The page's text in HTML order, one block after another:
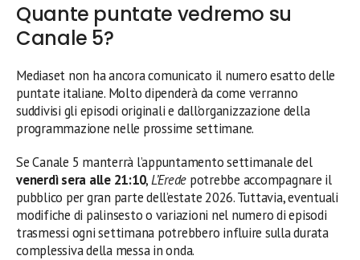
Quante puntate vedremo su
Canale 5?
Mediaset non ha ancora comunicato il numero esatto delle
puntate italiane. Molto dipenderà da come verranno
suddivisi gli episodi originali e dall’organizzazione della
programmazione nelle prossime settimane.
Se Canale 5 manterrà l’appuntamento settimanale del
venerdì sera alle 21:10,L’Erede potrebbe accompagnare il
pubblico per gran parte dell’estate 2026. Tuttavia, eventuali
modifiche di palinsesto o variazioni nel numero di episodi
trasmessi ogni settimana potrebbero influire sulla durata
complessiva della messa in onda.